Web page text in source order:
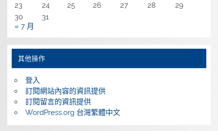
23
24 25 26 27 28
29
30
31
« 7 月
其他操作
登入
訂閱網站內容的資訊提供
訂閱留言的資訊提供
WordPress.org 台灣繁體中文